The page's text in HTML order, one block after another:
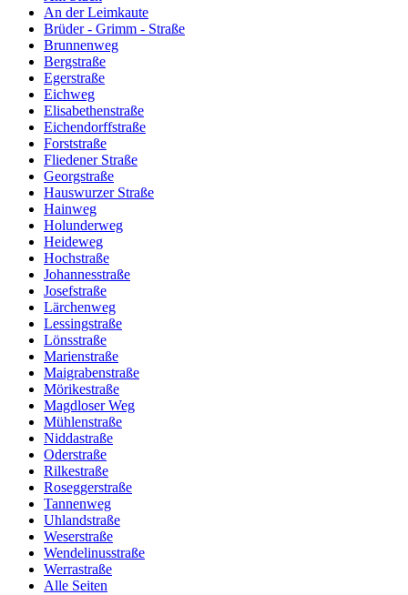
An der Leimkaute
Brüder - Grimm - Straße
Brunnenweg
Bergstraße
Egerstraße
Eichweg
Elisabethenstraße
Eichendorffstraße
Forststraße
Fliedener Straße
Georgstraße
Hauswurzer Straße
Hainweg
Holunderweg
Heideweg
Hochstraße
Johannesstraße
Josefstraße
Lärchenweg
Lessingstraße
Lönsstraße
Marienstraße
Maigrabenstraße
Mörikestraße
Magdloser Weg
Mühlenstraße
Niddastraße
Oderstraße
Rilkestraße
Roseggerstraße
Tannenweg
Uhlandstraße
Weserstraße
Wendelinusstraße
Werrastraße
Alle Seiten